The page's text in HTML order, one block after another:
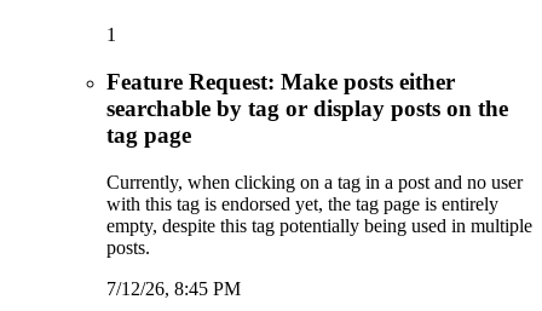
1
Feature Request: Make posts either
searchable by tag or display posts on the
tag page
Currently, when clicking on a tag in a post and no user
with this tag is endorsed yet, the tag page is entirely
empty, despite this tag potentially being used in multiple
posts.
7/12/26, 8:45 PM